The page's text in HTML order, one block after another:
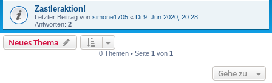
Zastleraktion!
Letzter Beitrag von simone1705 « Di 9. Jun 2020, 20:28
Antworten: 2
Neues Thema
0 Themen • Seite 1 von 1
Gehe zu